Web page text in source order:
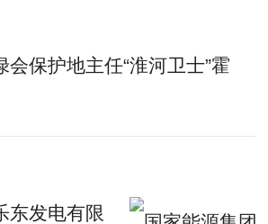
会保护地主任“淮河卫士”霍
东发电有限